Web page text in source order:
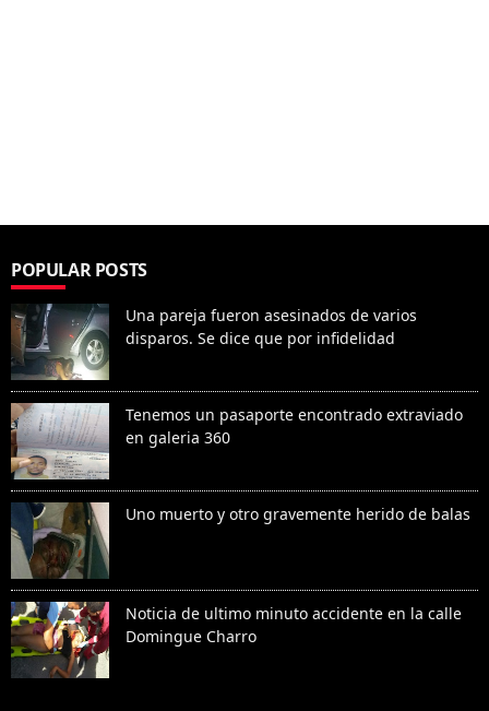
POPULAR POSTS
Una pareja fueron asesinados de varios
disparos. Se dice que por infidelidad
Tenemos un pasaporte encontrado extraviado
en galeria 360
Uno muerto y otro gravemente herido de balas
Noticia de ultimo minuto accidente en la calle
Domingue Charro